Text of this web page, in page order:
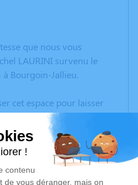
que nous vous
LAURINI survenu le
Bourgoin-Jallieu.
cet espace pour laisser
des photos souvenirs, une
à travers des
endroit est un lieu
la mémoire de Michel